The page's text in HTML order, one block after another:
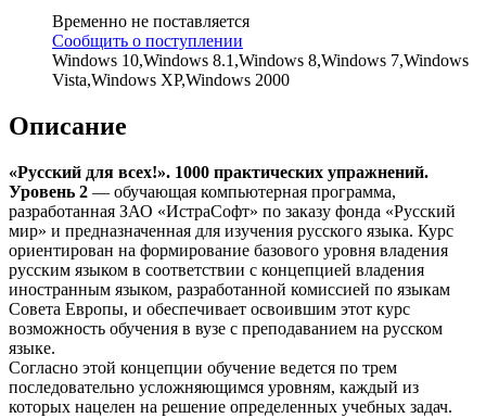
Временно не поставляется
Сообщить о поступлении
Windows 10,Windows 8.1,Windows 8,Windows 7,Windows
Vista,Windows XP,Windows 2000
Описание
«Русский для всех!». 1000 практических упражнений.
Уровень 2 — обучающая компьютерная программа,
разработанная ЗАО «ИстраСофт» по заказу фонда «Русский
мир» и предназначенная для изучения русского языка. Курс
ориентирован на формирование базового уровня владения
русским языком в соответствии с концепцией владения
иностранным языком, разработанной комиссией по языкам
Совета Европы, и обеспечивает освоившим этот курс
возможность обучения в вузе с преподаванием на русском
языке.
Согласно этой концепции обучение ведется по трем
последовательно усложняющимся уровням, каждый из
которых нацелен на решение определенных учебных задач.